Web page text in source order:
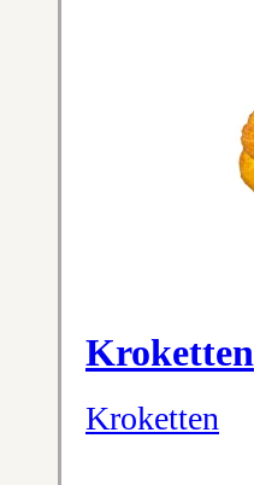
Kroketten
Kroketten